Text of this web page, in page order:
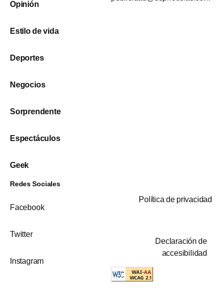
Opinión
Estilo de vida
Deportes
Negocios
Sorprendente
Espectáculos
Geek
Redes Sociales
Facebook
Twitter
Instagram
Política de privacidad
Declaración de
accesibilidad